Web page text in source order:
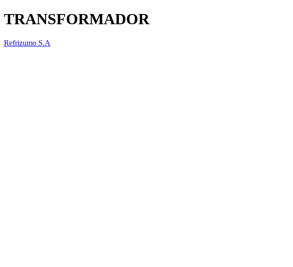
TRANSFORMADOR
Refrizumo S.A